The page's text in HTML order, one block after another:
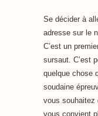
Se décider à
adresse sur le
C’est un
sursaut. C’est
quelque chose
soudaine
vous souhaitez
vous convient